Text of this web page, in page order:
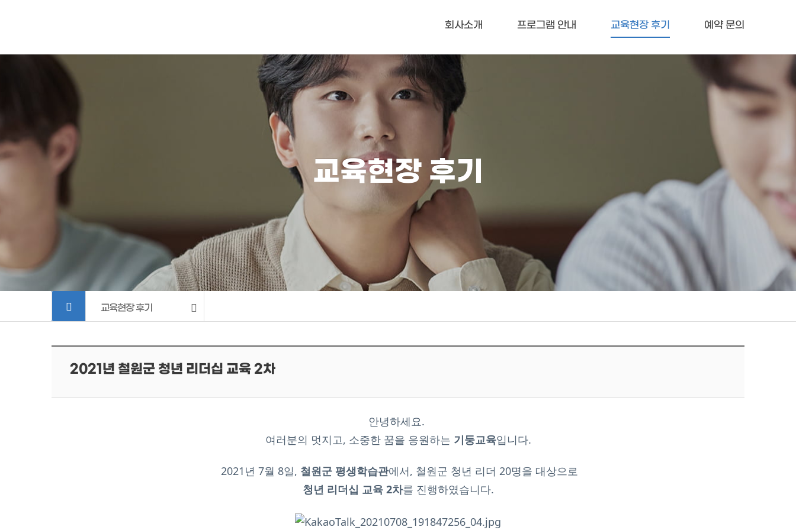
회사소개 프로그램 안내 교육현장 후기 예약 문의
교육현장 후기
교육현장 후기
2021년 철원군 청년 리더십 교육 2차
안녕하세요.
여러분의 멋지고, 소중한 꿈을 응원하는 기둥교육입니다.
2021년 7월 8일, 철원군 평생학습관에서, 철원군 청년 리더 20명을 대상으로
청년 리더십 교육 2차를 진행하였습니다.